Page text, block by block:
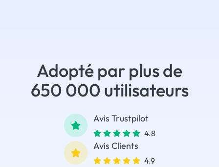
Adopté par plus de
650 000 utilisateurs
Avis Trustpilot
4.8
Avis Clients
4.9